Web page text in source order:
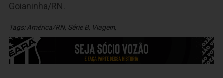
Goianinha/RN.
Tags:América/RN, Série B, Viagem,